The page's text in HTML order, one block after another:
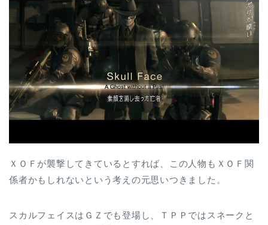
ＸＯＦが襲撃してきているとすれば、この人物もＸＯＦ関
係者かもしれないという考えの元思いつきました。
スカルフェイスはＧＺでも登場し、ＴＰＰではスネークと